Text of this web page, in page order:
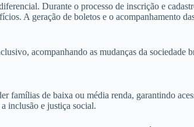
Durante o processo de inscrição e
A geração de boletos e o acompanhamento
acompanhando as mudanças da
famílias de baixa ou média renda, garantindo
inclusão e justiça social.